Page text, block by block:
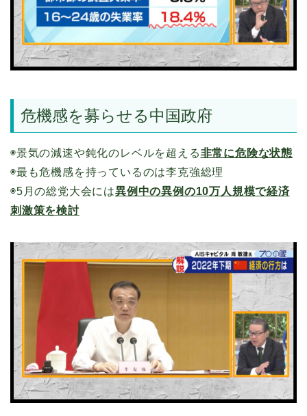
危機感を募らせる中国政府
◉景気の減速や鈍化のレベルを超える非常に危険な状態
◉最も危機感を持っているのは李克強総理
◉5月の総党大会には異例中の異例の10万人規模で経済
刺激策を検討